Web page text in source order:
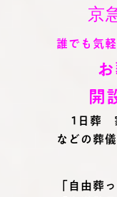
京
誰でも気
開
1日葬
などの葬
「自由葬